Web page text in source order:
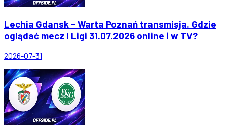
Lechia Gdansk - Warta Poznań transmisja. Gdzie
oglądać mecz I Ligi 31.07.2026 online i w TV?
2026-07-31